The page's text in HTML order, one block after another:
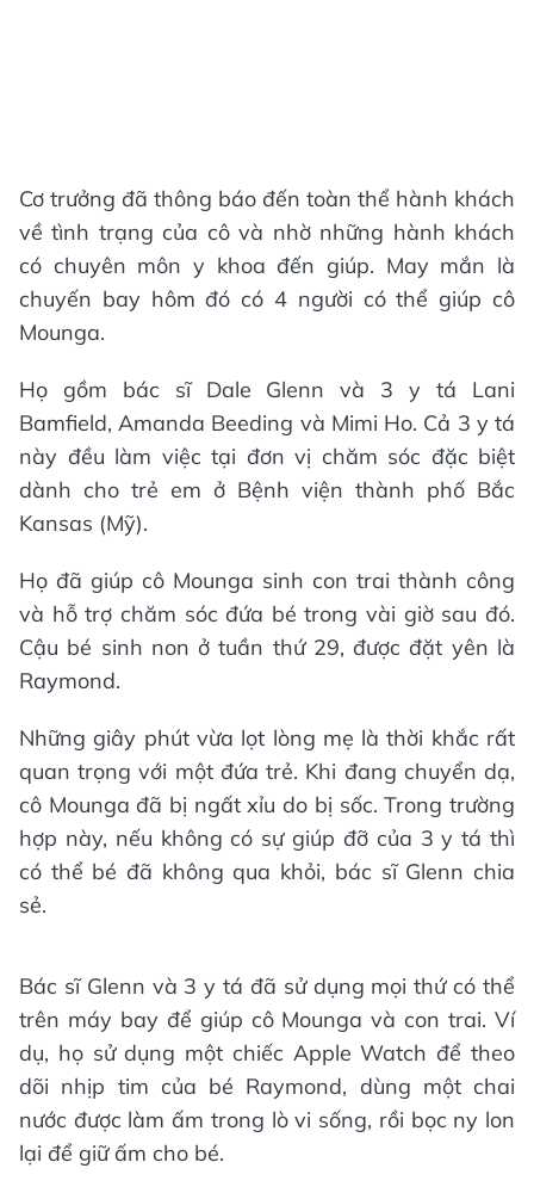
Cơ trưởng đã thông báo đến toàn thể hành khách
về tình trạng của cô và nhờ những hành khách
có chuyên môn y khoa đến giúp. May mắn là
chuyến bay hôm đó có 4 người có thể giúp cô
Mounga.
Họ gồm bác sĩ Dale Glenn và 3 y tá Lani
Bamfield, Amanda Beeding và Mimi Ho. Cả 3 y tá
này đều làm việc tại đơn vị chăm sóc đặc biệt
dành cho trẻ em ở Bệnh viện thành phố Bắc
Kansas (Mỹ).
Họ đã giúp cô Mounga sinh con trai thành công
và hỗ trợ chăm sóc đứa bé trong vài giờ sau đó.
Cậu bé sinh non ở tuần thứ 29, được đặt yên là
Raymond.
Những giây phút vừa lọt lòng mẹ là thời khắc rất
quan trọng với một đứa trẻ. Khi đang chuyển dạ,
cô Mounga đã bị ngất xỉu do bị sốc. Trong trường
hợp này, nếu không có sự giúp đỡ của 3 y tá thì
có thể bé đã không qua khỏi, bác sĩ Glenn chia
sẻ.
Bác sĩ Glenn và 3 y tá đã sử dụng mọi thứ có thể
trên máy bay để giúp cô Mounga và con trai. Ví
dụ, họ sử dụng một chiếc Apple Watch để theo
dõi nhịp tim của bé Raymond, dùng một chai
nước được làm ấm trong lò vi sống, rồi bọc ny lon
lại để giữ ấm cho bé.